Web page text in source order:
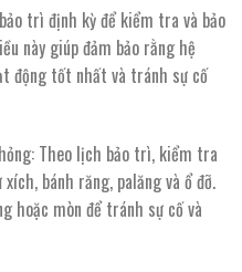
trì định kỳ để kiểm tra và bảo
này giúp đảm bảo rằng hệ
động tốt nhất và tránh sự cố
Theo lịch bảo trì, kiểm tra
bánh răng, palăng và ổ đỡ.
hoặc mòn để tránh sự cố và